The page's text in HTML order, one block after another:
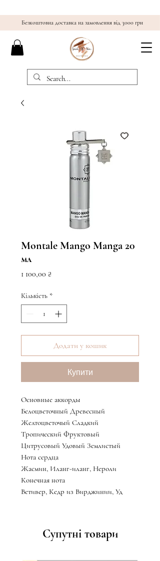
Безкоштовна доставка на замовлення від 3000 грн
Montale Mango Manga 20
мл
1 100,00 ₴
Кількість *
Додати у кошик
Купити
Основные аккорды
Белоцветочный Древесный
Желтоцветочый Сладкий
Тропический Фруктовый
Цитрусовый Удовый Землистый
Нота сердца
Жасмин, Иланг-иланг, Нероли
Конечная нота
Ветивер, Кедр из Вирджинии, Уд
Супутні товари